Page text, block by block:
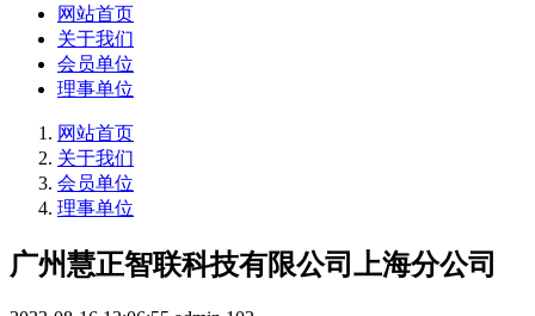
网站首页
关于我们
会员单位
理事单位
网站首页
关于我们
会员单位
理事单位
广州慧正智联科技有限公司上海分公司